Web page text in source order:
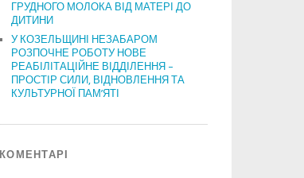
ГРУДНОГО МОЛОКА ВІД МАТЕРІ ДО
ДИТИНИ
У КОЗЕЛЬЩИНІ НЕЗАБАРОМ
РОЗПОЧНЕ РОБОТУ НОВЕ
РЕАБІЛІТАЦІЙНЕ ВІДДІЛЕННЯ –
ПРОСТІР СИЛИ, ВІДНОВЛЕННЯ ТА
КУЛЬТУРНОЇ ПАМ’ЯТІ
КОМЕНТАРІ